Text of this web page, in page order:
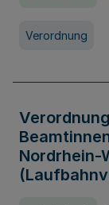
Verordnung
Nordrhein-